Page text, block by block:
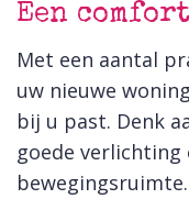
Een
Met een aantal
uw nieuwe
bij u past. Denk
goede verlichting